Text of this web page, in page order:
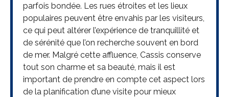
parfois bondée. Les rues étroites et les lieux
populaires peuvent être envahis par les visiteurs,
ce qui peut altérer l’expérience de tranquillité et
de sérénité que l’on recherche souvent en bord
de mer. Malgré cette affluence, Cassis conserve
tout son charme et sa beauté, mais il est
important de prendre en compte cet aspect lors
de la planification d’une visite pour mieux